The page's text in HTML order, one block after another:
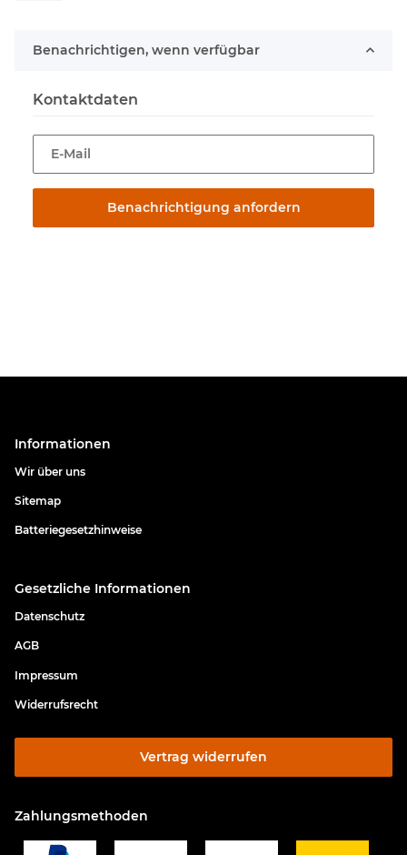
Benachrichtigen, wenn verfügbar
Kontaktdaten
E-Mail
Benachrichtigung anfordern
Informationen
Wir über uns
Sitemap
Batteriegesetzhinweise
Gesetzliche Informationen
Datenschutz
AGB
Impressum
Widerrufsrecht
Vertrag widerrufen
Zahlungsmethoden